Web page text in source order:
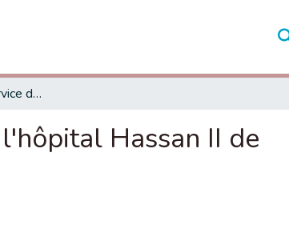
Bilan d'activité du service de réanimation à l'hôpital Hassan II de Khouribga durant l'année 2003
Hassan II de